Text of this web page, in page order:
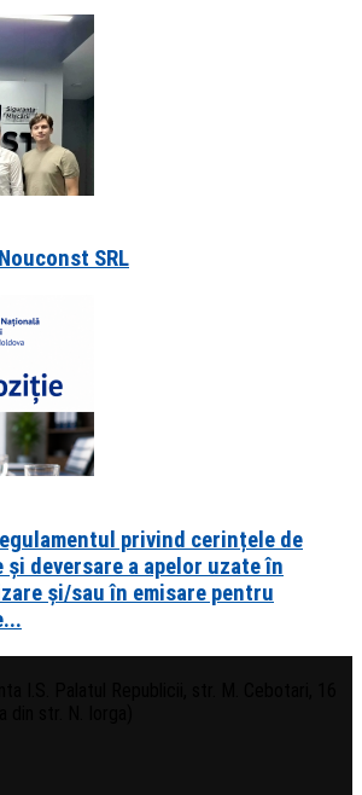
SRL
privind cerințele de
deversare a apelor uzate în
și/sau în emisare pentru